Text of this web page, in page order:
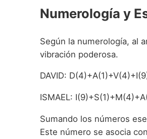
Numerología y
Según la numerología, al
vibración poderosa.
DAVID:
ISMAEL:
Sumando los números
Este número se asocia